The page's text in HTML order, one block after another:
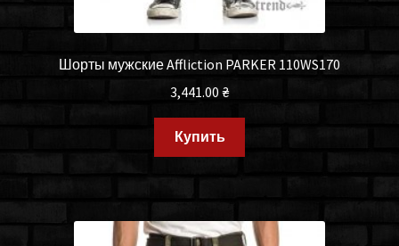
Шорты мужские Affliction PARKER 110WS170
3,441.00 ₴
Купить